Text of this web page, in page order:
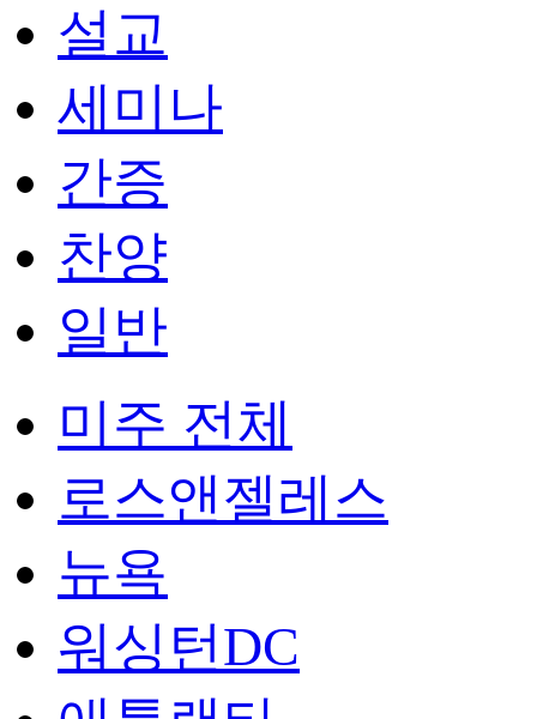
설교
세미나
간증
찬양
일반
미주 전체
로스앤젤레스
뉴욕
워싱턴DC